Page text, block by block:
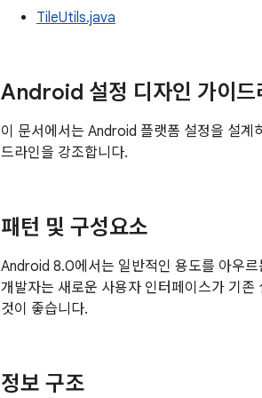
TileUtils.java
Android 설정 디자인 가이드
이 문서에서는 Android 플랫폼 설정을 설계
드라인을 강조합니다.
패턴 및 구성요소
Android 8.0에서는 일반적인 용도를 아우
개발자는 새로운 사용자 인터페이스가 기
것이 좋습니다.
정보 구조